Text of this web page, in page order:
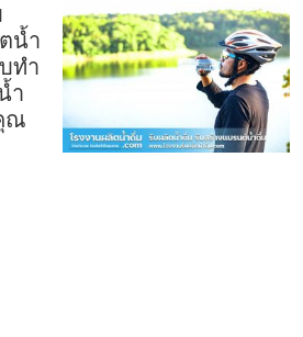
น้ำ
ทำ
ำ
ณ